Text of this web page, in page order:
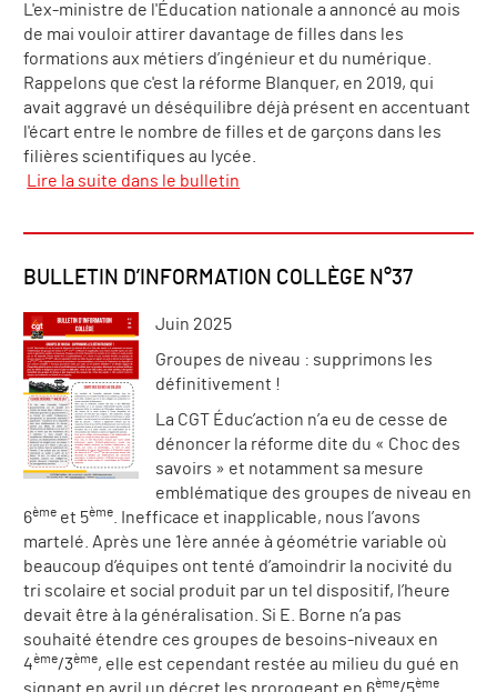
L'ex-ministre de l'Éducation nationale a annoncé au mois
de mai vouloir attirer davantage de filles dans les
formations aux métiers d’ingénieur et du numérique.
Rappelons que c'est la réforme Blanquer, en 2019, qui
avait aggravé un déséquilibre déjà présent en accentuant
l'écart entre le nombre de filles et de garçons dans les
filières scientifiques au lycée.
Lire la suite dans le bulletin
BULLETIN D’INFORMATION COLLÈGE N°37
Juin 2025
Groupes de niveau : supprimons les
définitivement !
La CGT Éduc’action n’a eu de cesse de
dénoncer la réforme dite du « Choc des
savoirs » et notamment sa mesure
emblématique des groupes de niveau en
6ème et 5ème. Inefficace et inapplicable, nous l’avons
martelé. Après une 1ère année à géométrie variable où
beaucoup d’équipes ont tenté d’amoindrir la nocivité du
tri scolaire et social produit par un tel dispositif, l’heure
devait être à la généralisation. Si E. Borne n’a pas
souhaité étendre ces groupes de besoins-niveaux en
4ème/3ème, elle est cependant restée au milieu du gué en
ème ème